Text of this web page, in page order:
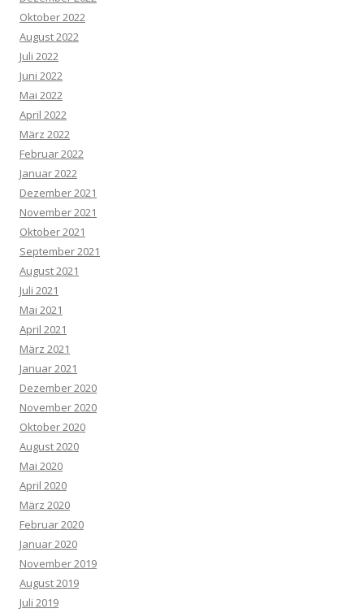
Oktober 2022
August 2022
Juli 2022
Juni 2022
Mai 2022
April 2022
März 2022
Februar 2022
Januar 2022
Dezember 2021
November 2021
Oktober 2021
September 2021
August 2021
Juli 2021
Mai 2021
April 2021
März 2021
Januar 2021
Dezember 2020
November 2020
Oktober 2020
August 2020
Mai 2020
April 2020
März 2020
Februar 2020
Januar 2020
November 2019
August 2019
Juli 2019